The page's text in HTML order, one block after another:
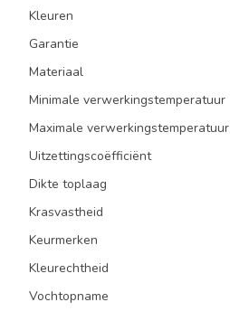
Kleuren
Garantie
Materiaal
Minimale verwerkingstemperatuur
Maximale verwerkingstemperatuur
Uitzettingscoëfficiënt
Dikte toplaag
Krasvastheid
Keurmerken
Kleurechtheid
Vochtopname